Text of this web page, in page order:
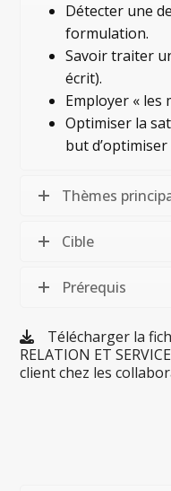
Détecter une
formulation.
Savoir traiter
écrit).
Employer « les
Optimiser la
but
Thèmes
Cible
Prérequis
Télécharger la
RELATION ET
client chez les